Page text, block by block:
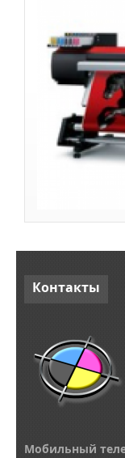
Контакты
Мобильный